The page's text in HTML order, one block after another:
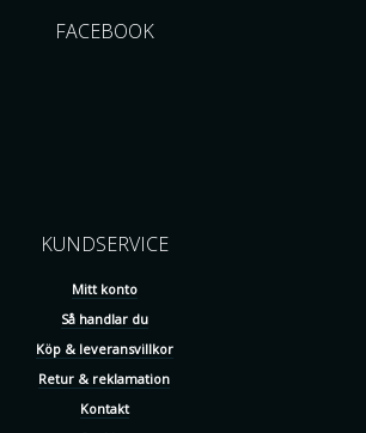
FACEBOOK
KUNDSERVICE
Mitt konto
Så handlar du
Köp & leveransvillkor
Retur & reklamation
Kontakt